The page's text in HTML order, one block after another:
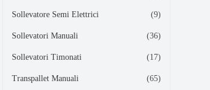
Sollevatore Semi Elettrici (9)
Sollevatori Manuali (36)
Sollevatori Timonati (17)
Transpallet Manuali (65)